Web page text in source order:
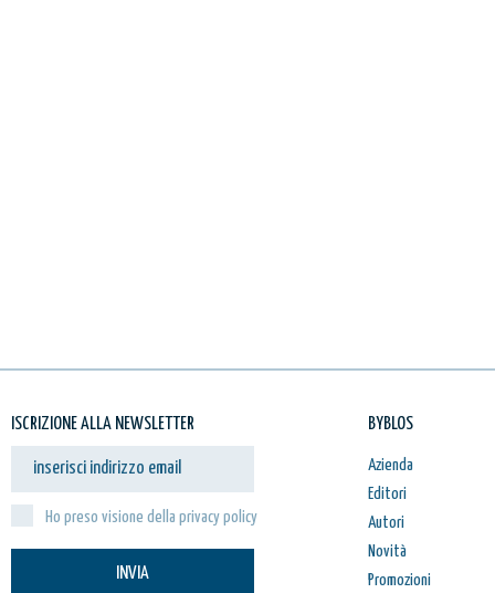
ISCRIZIONE ALLA NEWSLETTER
Ho preso visione della privacy policy
INVIA
BYBLOS
Azienda
Editori
Autori
Novità
Promozioni